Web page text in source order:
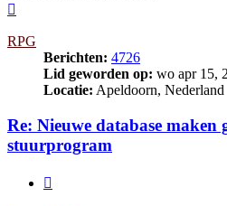
RPG
Berichten: 4726
Lid geworden op: wo apr 15,
Locatie: Apeldoorn, Nederland
Re: Nieuwe database maken
stuurprogram